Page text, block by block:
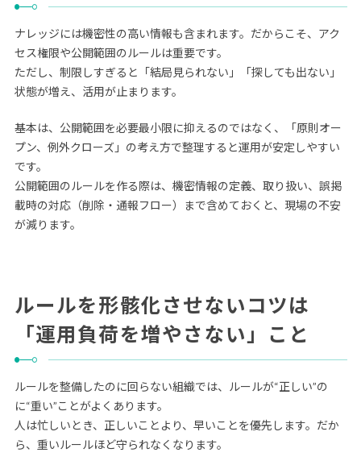
ナレッジには機密性の高い情報も含まれます。だからこそ、アク
セス権限や公開範囲のルールは重要です。
ただし、制限しすぎると「結局見られない」「探しても出ない」
状態が増え、活用が止まります。
基本は、公開範囲を必要最小限に抑えるのではなく、「原則オー
プン、例外クローズ」の考え方で整理すると運用が安定しやすい
です。
公開範囲のルールを作る際は、機密情報の定義、取り扱い、誤掲
載時の対応（削除・通報フロー）まで含めておくと、現場の不安
が減ります。
ルールを形骸化させないコツは
「運用負荷を増やさない」こと
ルールを整備したのに回らない組織では、ルールが“正しい”の
に“重い”ことがよくあります。
人は忙しいとき、正しいことより、早いことを優先します。だか
ら、重いルールほど守られなくなります。